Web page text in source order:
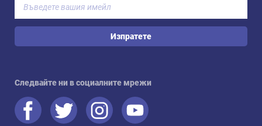
Изпратете
Следвайте ни в социалните мрежи